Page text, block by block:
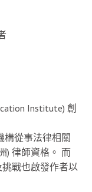
Institute) 創
構從事法律相關
) 律師資格。 而
戰也啟發作者以